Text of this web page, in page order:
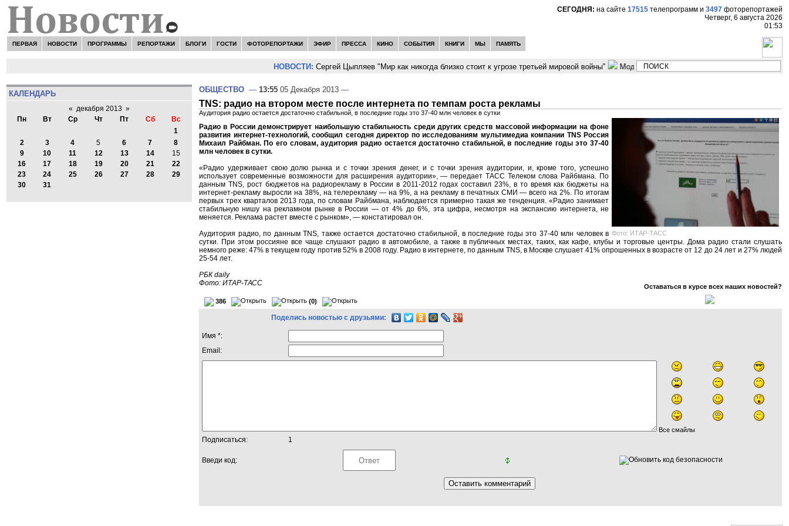
СЕГОДНЯ: на сайте 17515 телепрограмм и 3497 фоторепортажей
Четверг, 6 августа 2026
01:53
ПЕРВАЯ НОВОСТИ ПРОГРАММЫ РЕПОРТАЖИ БЛОГИ ГОСТИ ФОТОРЕПОРТАЖИ ЭФИР ПРЕССА КИНО СОБЫТИЯ КНИГИ МЫ ПАМЯТЬ
НОВОСТИ: Сергей Цыпляев "Мир как никогда близко стоит к угрозе третьей мировой войны" Модельер Владимир Бухинник "Мода это
КАЛЕНДАРЬ
« декабря 2013 »
Пн
Вт Ср Чт Пт Сб
Вс
1
2
3 4 5 6 7
8
9
10 11 12 13 14
15
16
17 18 19 20 21
22
23
24 25 26 27 28
29
30
31
ОБЩЕСТВО — 13:55 05 Декабря 2013 —
TNS: радио на втором месте после интернета по темпам роста рекламы
Аудитория радио остается достаточно стабильной, в последние годы это 37-40 млн человек в сутки
Фото: ИТАР-ТАСС
Радио в России демонстрирует наибольшую стабильность среди других средств массовой информации на фоне
развития интернет-технологий, сообщил сегодня директор по исследованиям мультимедиа компании TNS Россия
Михаил Райбман. По его словам, аудитория радио остается достаточно стабильной, в последние годы это 37-40
млн человек в сутки.
«Радио удерживает свою долю рынка и с точки зрения денег, и с точки зрения аудитории, и, кроме того, успешно
использует современные возможности для расширения аудитории», — передает ТАСС Телеком слова Райбмана. По
данным TNS, рост бюджетов на радиорекламу в России в 2011-2012 годах составил 23%, в то время как бюджеты на
интернет-рекламу выросли на 38%, на телерекламу — на 9%, а на рекламу в печатных СМИ — всего на 2%. По итогам
первых трех кварталов 2013 года, по словам Райбмана, наблюдается примерно такая же тенденция. «Радио занимает
стабильную нишу на рекламном рынке в России — от 4% до 6%, эта цифра, несмотря на экспансию интернета, не
меняется. Реклама растет вместе с рынком», — констатировал он.
Аудитория радио, по данным TNS, также остается достаточно стабильной, в последние годы это 37-40 млн человек в
сутки. При этом россияне все чаще слушают радио в автомобиле, а также в публичных местах, таких, как кафе, клубы и торговые центры. Дома радио стали слушать
немного реже: 47% в текущем году против 52% в 2008 году. Радио в интернете, по данным TNS, в Москве слушает 41% опрошенных в возрасте от 12 до 24 лет и 27% людей
25-54 лет.
РБК daily
Фото: ИТАР-ТАСС
Оставаться в курсе всех наших новостей?
386 (0)
Поделись новостью с друзьями:
Имя *:
Email:
Все смайлы
Подписаться: 1
Введи код: